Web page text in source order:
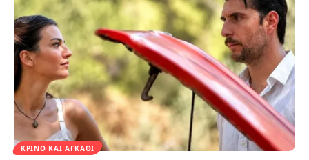
ΚΡΊΝΟ ΚΑΙ ΑΓΚΆΘΙ